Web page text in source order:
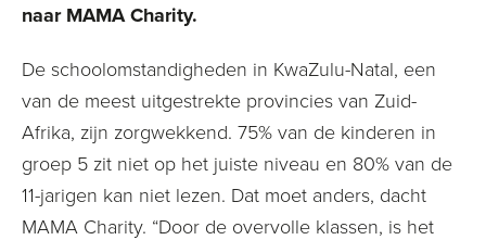
naar MAMA Charity.
De schoolomstandigheden in KwaZulu-Natal, een
van de meest uitgestrekte provincies van Zuid-
Afrika, zijn zorgwekkend. 75% van de kinderen in
groep 5 zit niet op het juiste niveau en 80% van de
11-jarigen kan niet lezen. Dat moet anders, dacht
MAMA Charity. “Door de overvolle klassen, is het